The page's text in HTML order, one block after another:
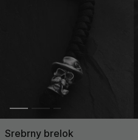
Srebrny brelok